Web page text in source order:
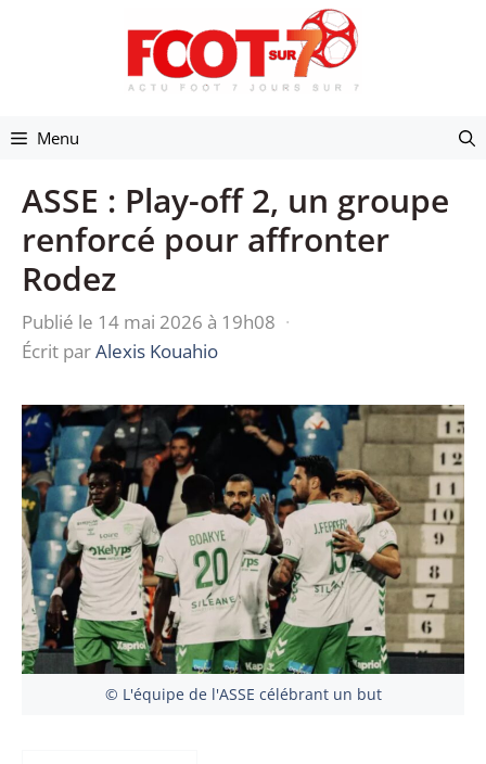
Menu
ASSE : Play-off 2, un groupe
renforcé pour affronter
Rodez
Publié le 14 mai 2026 à 19h08 ·
Écrit parAlexis Kouahio
© L'équipe de l'ASSE célébrant un but